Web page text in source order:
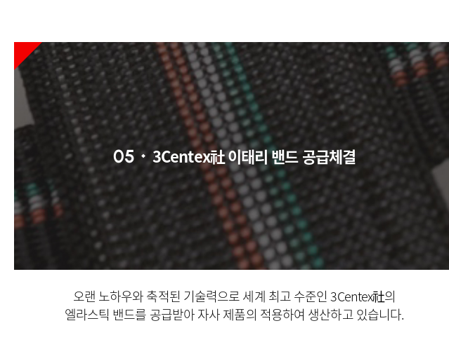
05 3Centex社 이태리 밴드 공급체결
오랜 노하우와 축적된 기술력으로 세계 최고 수준인 3Centex社의
엘라스틱 밴드를 공급받아 자사 제품의 적용하여 생산하고 있습니다.